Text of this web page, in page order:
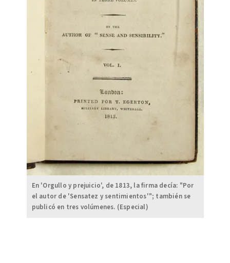
En 'Orgullo y prejuicio', de 1813, la firma decía: "Por
el autor de 'Sensatez y sentimientos'"; también se
publicó en tres volúmenes. (Especial)